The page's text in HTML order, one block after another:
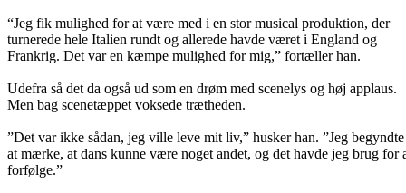
“Jeg fik mulighed for at være med i en stor musical produktion, der
turnerede hele Italien rundt og allerede havde været i England og
Frankrig. Det var en kæmpe mulighed for mig,” fortæller han.
Udefra så det da også ud som en drøm med scenelys og høj applaus.
Men bag scenetæppet voksede trætheden.
”Det var ikke sådan, jeg ville leve mit liv,” husker han. ”Jeg begyndte
at mærke, at dans kunne være noget andet, og det havde jeg brug for
forfølge.”